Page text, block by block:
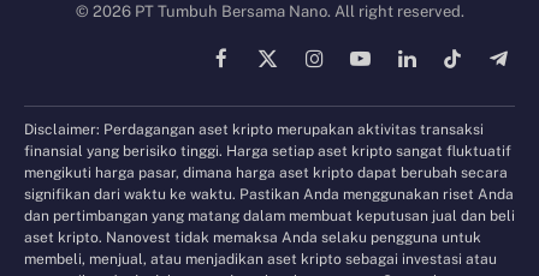
© 2026 PT Tumbuh Bersama Nano. All right reserved.
Facebook
X
InstagramYouTubeLinkedInTikTok
Disclaimer: Perdagangan aset kripto merupakan aktivitas transaksi
finansial yang berisiko tinggi. Harga setiap aset kripto sangat fluktuatif
mengikuti harga pasar, dimana harga aset kripto dapat berubah secara
signifikan dari waktu ke waktu. Pastikan Anda menggunakan riset Anda
dan pertimbangan yang matang dalam membuat keputusan jual dan beli
aset kripto. Nanovest tidak memaksa Anda selaku pengguna untuk
membeli, menjual, atau menjadikan aset kripto sebagai investasi atau